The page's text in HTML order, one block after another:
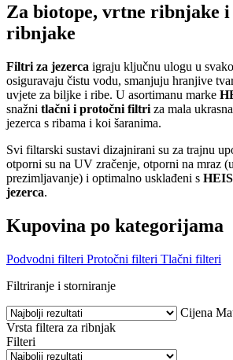
Za biotope, vrtne ribnjake
ribnjake
Filtri za jezerca igraju ključnu ulogu u
osiguravaju čistu vodu, smanjuju hranjive
uvjete za biljke i ribe. U asortimanu marke
snažni tlačni i protočni filtri za mala
jezerca s ribama i koi šaranima.
Svi filtarski sustavi dizajnirani su za trajnu
otporni su na UV zračenje, otporni na mraz
prezimljavanje) i optimalno usklađeni s
jezerca.
Kupovina po kategorijama
Podvodni filteri Protočni filteri Tlačni filteri
Filtriranje i storniranje
Cijena
Vrsta filtera za ribnjak
Filteri